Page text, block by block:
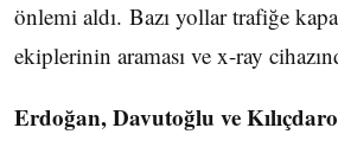
önlemi aldı. Bazı yollar trafiğe
ekiplerinin araması ve x-ray
Erdoğan, Davutoğlu ve